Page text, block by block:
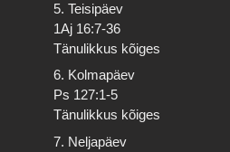
5. Teisipäev
1Aj 16:7-36
Tänulikkus kõiges
6. Kolmapäev
Ps 127:1-5
Tänulikkus kõiges
7. Neljapäev